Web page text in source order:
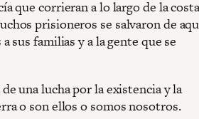
que corrieran a lo largo de la
prisioneros se salvaron de
sus familias y a la gente que se
una lucha por la existencia y la
o son ellos o somos nosotros.